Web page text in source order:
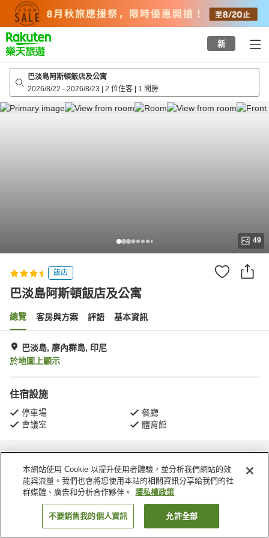
top
page
新
巴淡島阿斯頓飯店及公寓
2026/8/22 - 2026/8/23 | 2 位住客 | 1 間房
49
飯店
巴淡島阿斯頓飯店及公寓
總覽 客房與方案 評語 基本資訊
巴淡島, 廖內群島, 印尼
於地圖上顯示
住宿設施
停車場
餐廳
會議室
體育館
首頁 印尼 廖內群島 巴淡島 巴淡島阿斯頓飯店及公寓
找客房
本網站使用 Cookie 以提升使用者體驗，並分析我們網站的效
能與流量。我們也會將您使用本站的相關資訊分享給我們的社
群媒體、廣告和分析合作夥伴。
隱私權政策
不要銷售我的個人資訊 允許全部